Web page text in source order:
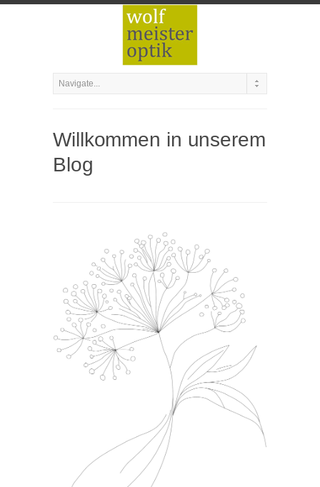
Willkommen in unserem
Blog